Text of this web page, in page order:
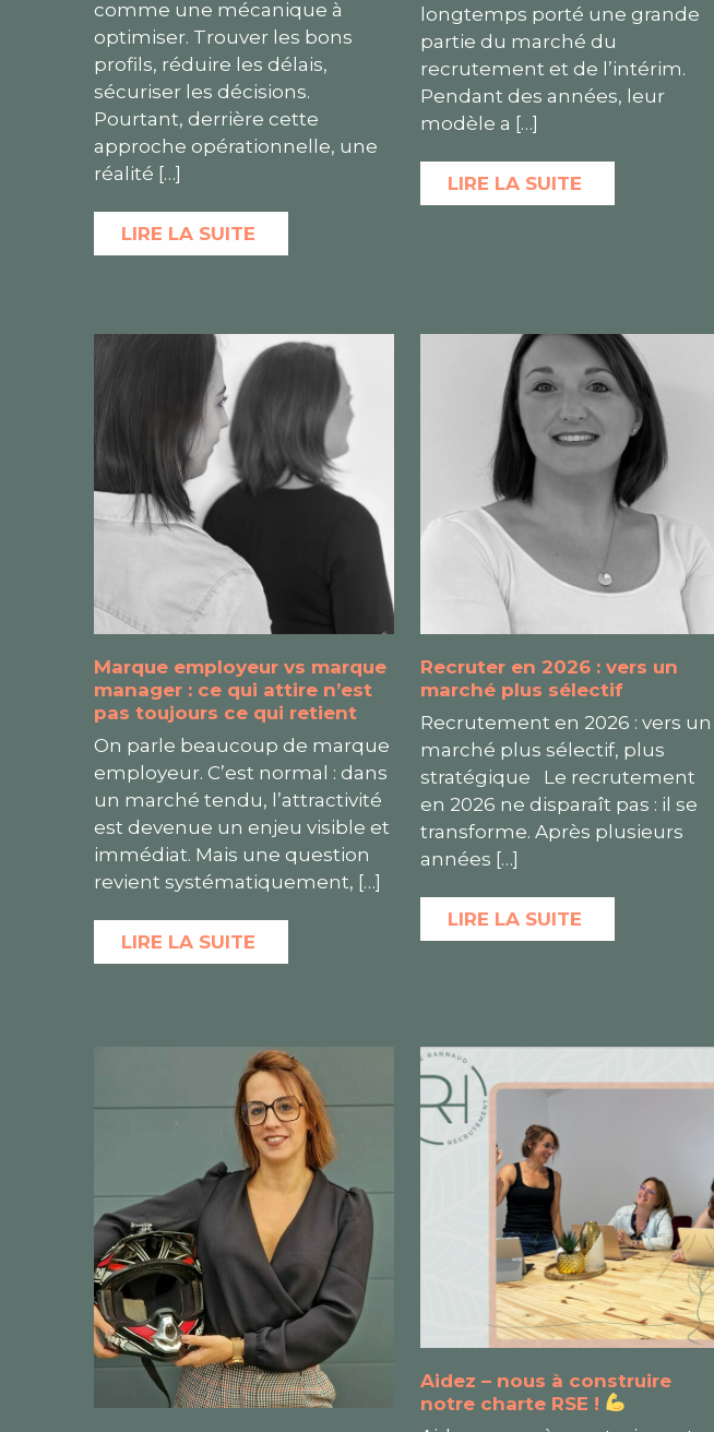
comme une mécanique à
optimiser. Trouver les bons
profils, réduire les délais,
sécuriser les décisions.
Pourtant, derrière cette
approche opérationnelle, une
réalité […]
LIRE LA SUITE
longtemps porté une grande
partie du marché du
recrutement et de l’intérim.
Pendant des années, leur
modèle a […]
LIRE LA SUITE
Marque employeur vs marque
manager : ce qui attire n’est
pas toujours ce qui retient
On parle beaucoup de marque
employeur. C’est normal : dans
un marché tendu, l’attractivité
est devenue un enjeu visible et
immédiat. Mais une question
revient systématiquement, […]
LIRE LA SUITE
Recruter en 2026 : vers un
marché plus sélectif
Recrutement en 2026 : vers un
marché plus sélectif, plus
stratégique Le recrutement
en 2026 ne disparaît pas : il se
transforme. Après plusieurs
années […]
LIRE LA SUITE
Aidez – nous à construire
notre charte RSE !